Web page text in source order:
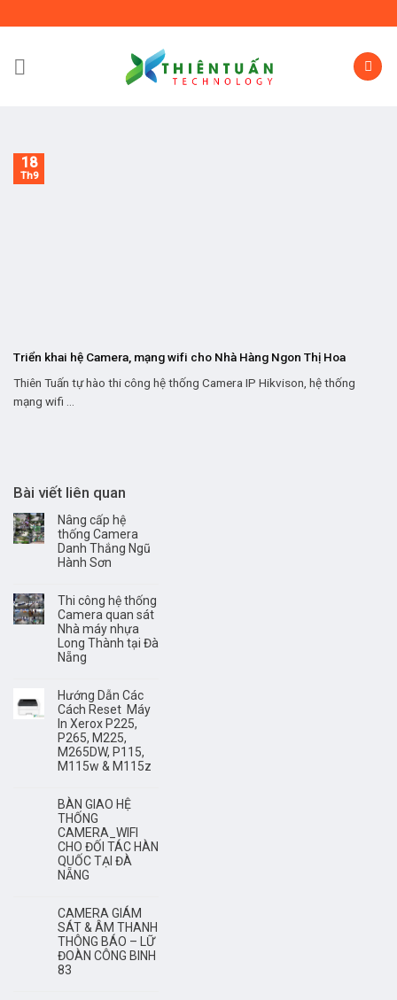
to
Triển khai hệ Camera, mạng wifi cho Nhà Hàng Ngon Thị Hoa
Thiên Tuấn tự hào thi công hệ thống Camera IP Hikvison, hệ thống
mạng wifi ...
18
Th9
Bài viết liên quan
Nâng cấp hệ
thống Camera
Danh Thắng Ngũ
Hành Sơn
Thi công hệ thống
Camera quan sát
Nhà máy nhựa
Long Thành tại Đà
Nẵng
Hướng Dẫn Các
Cách Reset Máy
In Xerox P225,
P265, M225,
M265DW, P115,
M115w & M115z
BÀN GIAO HỆ
THỐNG
CAMERA_WIFI
CHO ĐỐI TÁC HÀN
QUỐC TẠI ĐÀ
NẴNG
CAMERA GIÁM
SÁT & ÂM THANH
THÔNG BÁO – LỮ
ĐOÀN CÔNG BINH
83